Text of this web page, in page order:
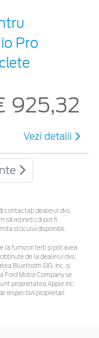
Pro
925,32
Vezi detalii
contactaţi dealerul dvs.
să rețineți că pot fi
stocului disponibil.
la furnizori terți și pot avea
de la dealerul dvs.
Bluetooth SIG, Inc. și
Ford Motor Company se
proprietatea Apple Inc.
respectivii proprietari